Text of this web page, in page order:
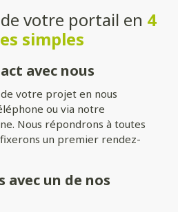
entrées, avec une ouverture
: sans rail au sol, il assure un
esthétique épurée.
avec différentes formes de
de votre portail en 4
simples
avec nous
votre projet en nous
ou via notre
Nous répondrons à toutes
un premier rendez-
avec un de nos